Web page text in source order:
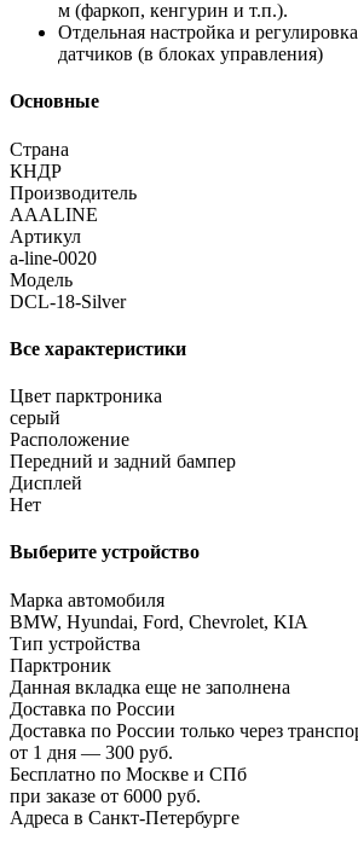
м (фаркоп, кенгурин и т.п.).
Отдельная настройка и
датчиков (в блоках управления)
Основные
Страна
КНДР
Производитель
AAALINE
Артикул
a-line-0020
Модель
DCL-18-Silver
Все характеристики
Цвет парктроника
серый
Расположение
Передний и задний бампер
Дисплей
Нет
Выберите устройство
Марка автомобиля
BMW, Hyundai, Ford, Chevrolet, KIA
Тип устройства
Парктроник
Данная вкладка еще не заполнена
Доставка по России
Доставка по России только через
от 1 дня — 300 руб.
Бесплатно по Москве и СПб
при заказе от 6000 руб.
Адреса в Санкт-Петербурге